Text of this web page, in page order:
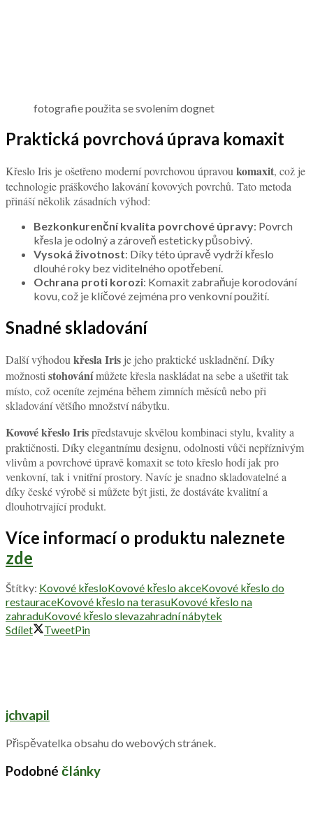
fotografie použita se svolením dognet
Praktická povrchová úprava komaxit
Křeslo Iris je ošetřeno moderní povrchovou úpravou komaxit, což je
technologie práškového lakování kovových povrchů. Tato metoda
přináší několik zásadních výhod:
Bezkonkurenční kvalita povrchové úpravy: Povrch
křesla je odolný a zároveň esteticky působivý.
Vysoká životnost: Díky této úpravě vydrží křeslo
dlouhé roky bez viditelného opotřebení.
Ochrana proti korozi: Komaxit zabraňuje korodování
kovu, což je klíčové zejména pro venkovní použití.
Snadné skladování
Další výhodou křesla Iris je jeho praktické uskladnění. Díky
možnosti stohovánímůžete křesla naskládat na sebe a ušetřit tak
místo, což oceníte zejména během zimních měsíců nebo při
skladování většího množství nábytku.
Kovové křeslo Irispředstavuje skvělou kombinaci stylu, kvality a
praktičnosti. Díky elegantnímu designu, odolnosti vůči nepříznivým
vlivům a povrchové úpravě komaxit se toto křeslo hodí jak pro
venkovní, tak i vnitřní prostory. Navíc je snadno skladovatelné a
díky české výrobě si můžete být jisti, že dostáváte kvalitní a
dlouhotrvající produkt.
Více informací o produktu naleznete
zde
Štítky: Kovové křesloKovové křeslo akceKovové křeslo do
restauraceKovové křeslo na terasuKovové křeslo na
zahraduKovové křeslo slevazahradní nábytek
Sdílet
TweetPin
jchvapil
Přispěvatelka obsahu do webových stránek.
Podobné články